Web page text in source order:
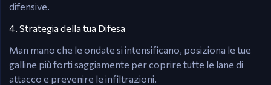
difensive.
4. Strategia della tua Difesa
Man mano che le ondate si intensificano, posiziona le tue
galline più forti saggiamente per coprire tutte le lane di
attacco e prevenire le infiltrazioni.